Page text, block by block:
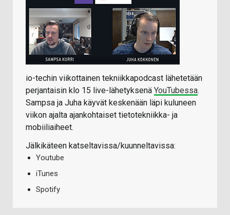
io-techin viikottainen tekniikkapodcast lähetetään
perjantaisin klo 15 live-lähetyksenä YouTubessa.
Sampsa ja Juha käyvät keskenään läpi kuluneen
viikon ajalta ajankohtaiset tietotekniikka- ja
mobiiliaiheet.
Jälkikäteen katseltavissa/kuunneltavissa:
Youtube
iTunes
Spotify